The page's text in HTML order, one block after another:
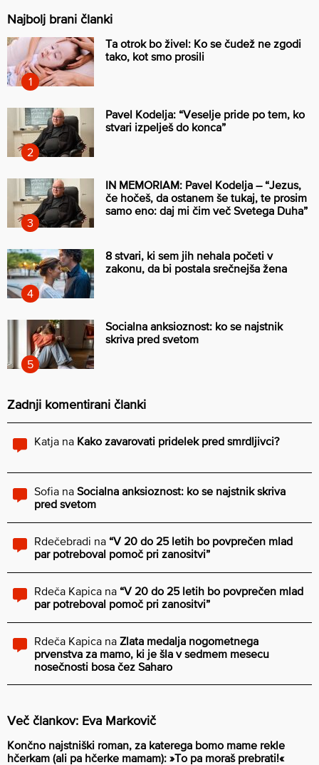
Najbolj brani članki
Ta otrok bo živel: Ko se čudež ne zgodi
tako, kot smo prosili
Pavel Kodelja: “Veselje pride po tem, ko
stvari izpelješ do konca”
IN MEMORIAM: Pavel Kodelja – “Jezus,
če hočeš, da ostanem še tukaj, te prosim
samo eno: daj mi čim več Svetega Duha”
8 stvari, ki sem jih nehala početi v
zakonu, da bi postala srečnejša žena
Socialna anksioznost: ko se najstnik
skriva pred svetom
Zadnji komentirani članki
Katja na Kako zavarovati pridelek pred smrdljivci?
Sofia na Socialna anksioznost: ko se najstnik skriva
pred svetom
Rdečebradi na “V 20 do 25 letih bo povprečen mlad
par potreboval pomoč pri zanositvi”
Rdeča Kapica na “V 20 do 25 letih bo povprečen mlad
par potreboval pomoč pri zanositvi”
Rdeča Kapica na Zlata medalja nogometnega
prvenstva za mamo, ki je šla v sedmem mesecu
nosečnosti bosa čez Saharo
Več člankov: Eva Markovič
Končno najstniški roman, za katerega bomo mame rekle
hčerkam (ali pa hčerke mamam): »To pa moraš prebrati!«